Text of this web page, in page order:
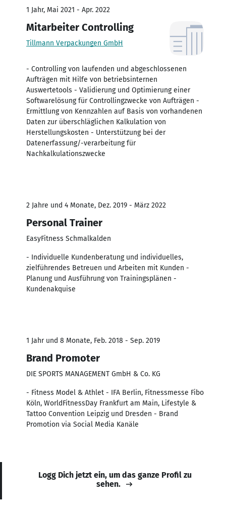
1 Jahr, Mai 2021 - Apr. 2022
Mitarbeiter Controlling
Tillmann Verpackungen GmbH
- Controlling von laufenden und abgeschlossenen
Aufträgen mit Hilfe von betriebsinternen
Auswertetools - Validierung und Optimierung einer
Softwarelösung für Controllingzwecke von Aufträgen -
Ermittlung von Kennzahlen auf Basis von vorhandenen
Daten zur überschläglichen Kalkulation von
Herstellungskosten - Unterstützung bei der
Datenerfassung/-verarbeitung für
Nachkalkulationszwecke
2 Jahre und 4 Monate, Dez. 2019 - März 2022
Personal Trainer
EasyFitness Schmalkalden
- Individuelle Kundenberatung und individuelles,
zielführendes Betreuen und Arbeiten mit Kunden -
Planung und Ausführung von Trainingsplänen -
Kundenakquise
1 Jahr und 8 Monate, Feb. 2018 - Sep. 2019
Brand Promoter
DIE SPORTS MANAGEMENT GmbH & Co. KG
- Fitness Model & Athlet - IFA Berlin, Fitnessmesse Fibo
Köln, WorldFitnessDay Frankfurt am Main, Lifestyle &
Tattoo Convention Leipzig und Dresden - Brand
Promotion via Social Media Kanäle
Logg Dich jetzt ein, um das ganze Profil zu
sehen.